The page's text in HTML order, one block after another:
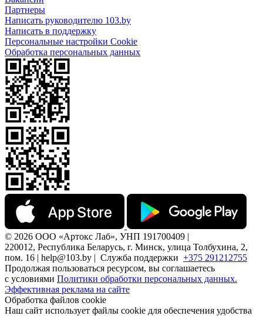
Партнеры
Написать руководителю 103.by
Написать в поддержку
Персональные настройки Cookie
Обработка персональных данных
© 2026 ООО «Артокс Лаб», УНП 191700409 |
220012, Республика Беларусь, г. Минск, улица Толбухина, 2,
пом. 16 | help@103.by | Служба поддержки +375 291212755
Продолжая пользоваться ресурсом, вы соглашаетесь
с условиями Политики обработки персональных данных.
Эффективная реклама на сайте
Обработка файлов cookie
Наш сайт использует файлы cookie для обеспечения удобства